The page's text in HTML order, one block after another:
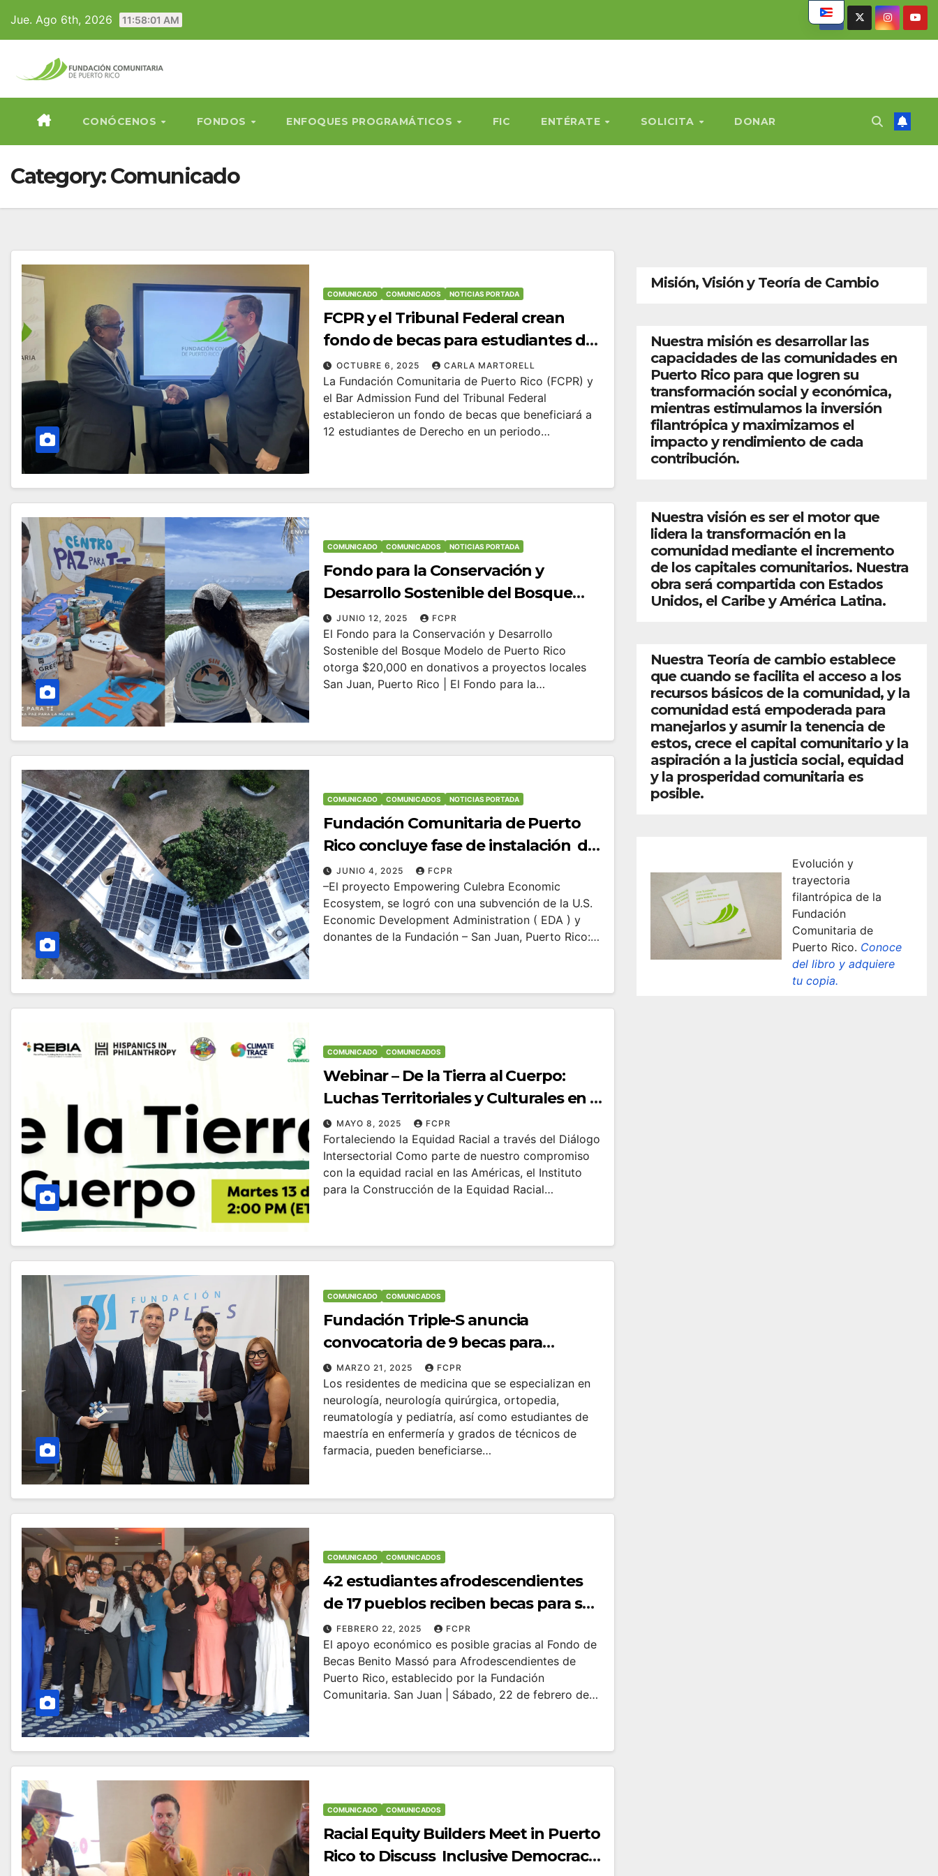
content
Jue. Ago 6th, 2026 11:58:03 AM
CONÓCENOS FONDOS ENFOQUES PROGRAMÁTICOS FIC ENTÉRATE SOLICITA DONAR
Category:Comunicado
COMUNICADO COMUNICADOS NOTICIAS PORTADA
FCPR y el Tribunal Federal crean
fondo de becas para estudiantes de
Derecho en Puerto Rico
OCTUBRE 6, 2025 CARLA MARTORELL
La Fundación Comunitaria de Puerto Rico (FCPR) y
el Bar Admission Fund del Tribunal Federal
establecieron un fondo de becas que beneficiará a
12 estudiantes de Derecho en un periodo…
COMUNICADO COMUNICADOS NOTICIAS PORTADA
Fondo para la Conservación y
Desarrollo Sostenible del Bosque
Modelo de Puerto Rico apoya
iniciativas impulsadoras hacia una
economía verde
JUNIO 12, 2025 FCPR
El Fondo para la Conservación y Desarrollo
Sostenible del Bosque Modelo de Puerto Rico
otorga $20,000 en donativos a proyectos locales
San Juan, Puerto Rico | El Fondo para la…
COMUNICADO COMUNICADOS NOTICIAS PORTADA
Fundación Comunitaria de Puerto
Rico concluye fase de instalación de
sistemas solares en negocios de
Culebra
JUNIO 4, 2025 FCPR
–El proyecto Empowering Culebra Economic
Ecosystem, se logró con una subvención de la U.S.
Economic Development Administration ( EDA ) y
donantes de la Fundación – San Juan, Puerto Rico:…
COMUNICADO COMUNICADOS
Webinar – De la Tierra al Cuerpo:
Luchas Territoriales y Culturales en el
SURGlobal
MAYO 8, 2025 FCPR
Fortaleciendo la Equidad Racial a través del Diálogo
Intersectorial Como parte de nuestro compromiso
con la equidad racial en las Américas, el Instituto
para la Construcción de la Equidad Racial…
COMUNICADO COMUNICADOS
Fundación Triple-S anuncia
convocatoria de 9 becas para
fortalecer la industria de la salud en
Puerto Rico
MARZO 21, 2025 FCPR
Los residentes de medicina que se especializan en
neurología, neurología quirúrgica, ortopedia,
reumatología y pediatría, así como estudiantes de
maestría en enfermería y grados de técnicos de
farmacia, pueden beneficiarse…
COMUNICADO COMUNICADOS
42 estudiantes afrodescendientes
de 17 pueblos reciben becas para sus
estudios postsecundarios
FEBRERO 22, 2025 FCPR
El apoyo económico es posible gracias al Fondo de
Becas Benito Massó para Afrodescendientes de
Puerto Rico, establecido por la Fundación
Comunitaria. San Juan | Sábado, 22 de febrero de…
COMUNICADO COMUNICADOS
Racial Equity Builders Meet in Puerto
Rico to Discuss Inclusive Democracy
Misión, Visión y Teoría de Cambio
Nuestra misión es desarrollar las
capacidades de las comunidades en
Puerto Rico para que logren su
transformación social y económica,
mientras estimulamos la inversión
filantrópica y maximizamos el
impacto y rendimiento de cada
contribución.
Nuestra visión es ser el motor que
lidera la transformación en la
comunidad mediante el incremento
de los capitales comunitarios. Nuestra
obra será compartida con Estados
Unidos, el Caribe y América Latina.
Nuestra Teoría de cambio establece
que cuando se facilita el acceso a los
recursos básicos de la comunidad, y la
comunidad está empoderada para
manejarlos y asumir la tenencia de
estos, crece el capital comunitario y la
aspiración a la justicia social, equidad
y la prosperidad comunitaria es
posible.
Evolución y
trayectoria
filantrópica de la
Fundación
Comunitaria de
Puerto Rico. Conoce
del libro y adquiere
tu copia.